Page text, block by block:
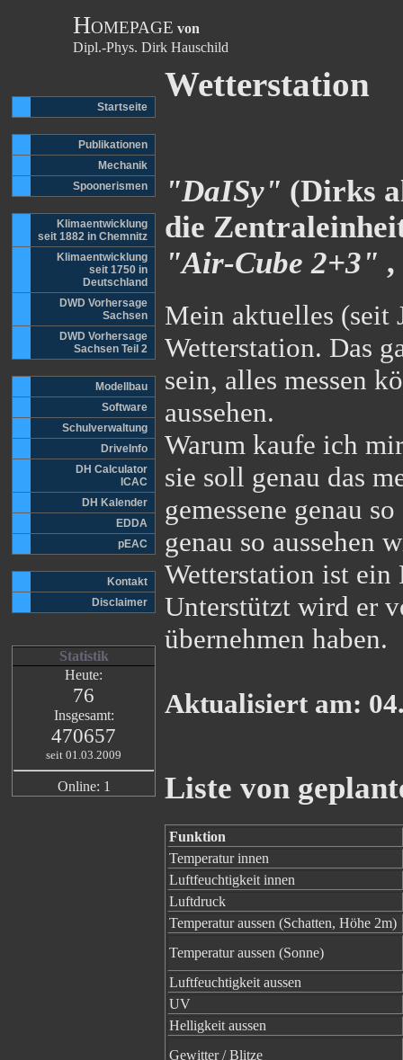
HOMEPAGE von
Dipl.-Phys. Dirk Hauschild
Startseite
Publikationen
Mechanik
Spoonerismen
Klimaentwicklung
seit 1882 in Chemnitz
Klimaentwicklung
seit 1750 in
Deutschland
DWD Vorhersage
Sachsen
DWD Vorhersage
Sachsen Teil 2
Modellbau
Software
Schulverwaltung
DriveInfo
DH Calculator
ICAC
DH Kalender
EDDA
pEAC
Kontakt
Disclaimer
Statistik
Heute:
76
Insgesamt:
470657
seit 01.03.2009
Online: 1
Wetterstation
"DaISy" (Dirks a
die
"Air-Cube 2+3" ,
Mein aktuelles (seit
Wetterstation. Das
sein, alles messen
aussehen.
Warum kaufe ich
sie soll genau das
gemessene genau
genau so aussehen
Wetterstation ist ein
Unterstützt wird er
übernehmen haben.
Aktualisiert am:
Liste von
Funktion
Temperatur innen
Luftfeuchtigkeit innen
Luftdruck
Temperatur aussen (Schatten, Höhe 2m)
Temperatur aussen (Sonne)
Luftfeuchtigkeit aussen
UV
Helligkeit aussen
Gewitter / Blitze